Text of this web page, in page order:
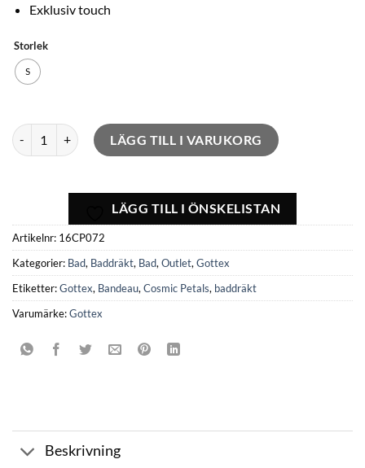
Exklusiv touch
Storlek
S
Cosmic Petals mängdLÄGG TILL I VARUKORG
LÄGG TILL I ÖNSKELISTAN
Artikelnr: 16CP072
Kategorier: Bad, Baddräkt, Bad, Outlet, Gottex
Etiketter:Gottex, Bandeau, Cosmic Petals, baddräkt
Varumärke:Gottex
Beskrivning